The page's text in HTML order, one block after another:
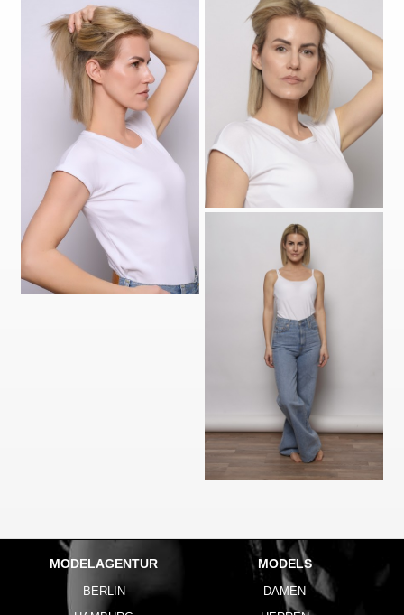
MODELAGENTUR
BERLIN
MODELS
DAMEN